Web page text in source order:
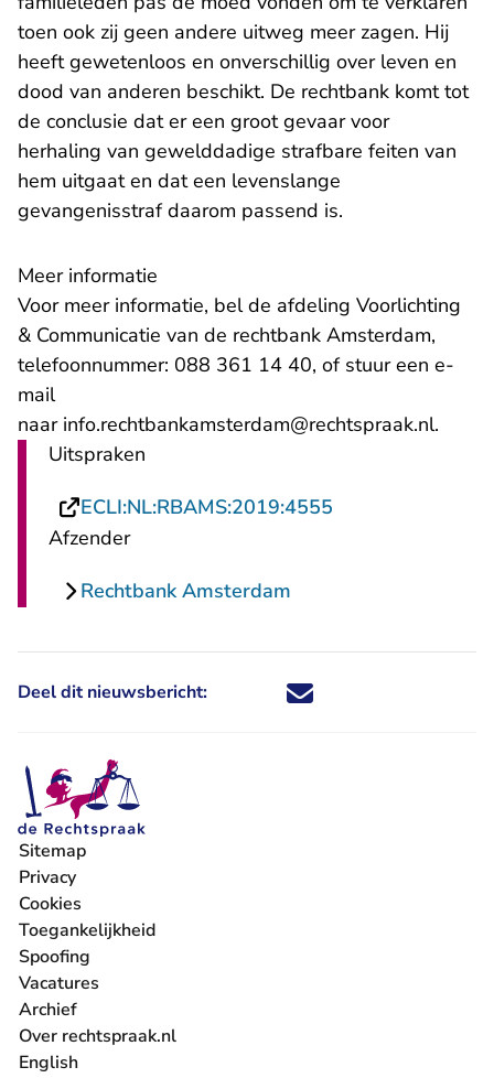
toen ook zij geen andere uitweg meer zagen. Hij
heeft gewetenloos en onverschillig over leven en
dood van anderen beschikt. De rechtbank komt tot
de conclusie dat er een groot gevaar voor
herhaling van gewelddadige strafbare feiten van
hem uitgaat en dat een levenslange
gevangenisstraf daarom passend is.
Meer informatie
Voor meer informatie, bel de afdeling Voorlichting
& Communicatie van de rechtbank Amsterdam,
telefoonnummer: 088 361 14 40, of stuur een e-
mail
naar info.rechtbankamsterdam@rechtspraak.nl- U
.
Uitspraken
ECLI:NL:RBAMS:2019:4555
Afzender
Rechtbank Amsterdam
Deel dit nieuwsbericht: Deel dit nieuwsbericht via X -
Deel dit nieuwsbericht via
Deel dit nieuwsbericht
Deel dit
Sitemap
Privacy
Cookies
Toegankelijkheid
Spoofing
Vacatures
- U verlaat Rechtspraak.nl
Archief
Over rechtspraak.nl
English